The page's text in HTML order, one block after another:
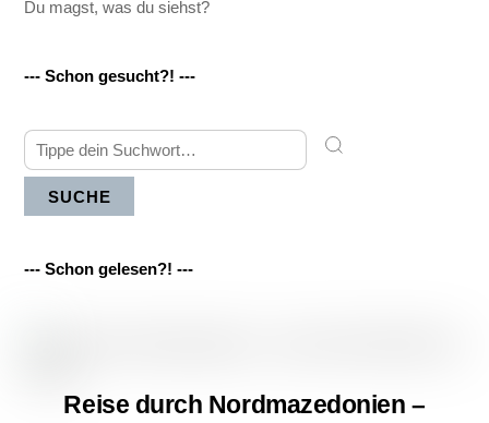
Du magst, was du siehst?
--- Schon gesucht?! ---
SUCHE
--- Schon gelesen?! ---
Reise durch Nordmazedonien –